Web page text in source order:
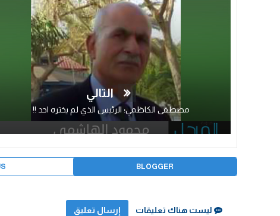
التالي
مصطفى الكاظمي؛ الرئيس الذي لم يختره احد !!
BLOGGER
ليست هناك تعليقات إرسال تعليق